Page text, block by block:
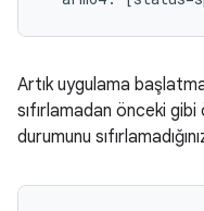
Artık uygulama
sıfırlamadan önceki
durumunu